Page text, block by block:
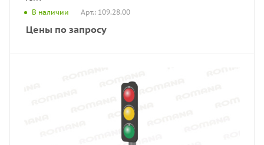
В наличии Арт.: 109.28.00
Цены по запросу